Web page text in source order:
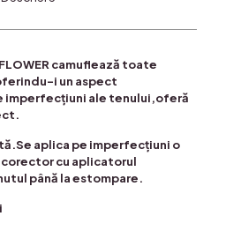
camuflează toate
i un aspect
imperfecțiuni ale tenului,oferă
aplica pe imperfecțiuni o
cu aplicatorul
până la estompare.